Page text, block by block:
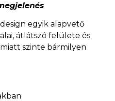
egyik alapvető
átlátszó felülete és
szinte bármilyen